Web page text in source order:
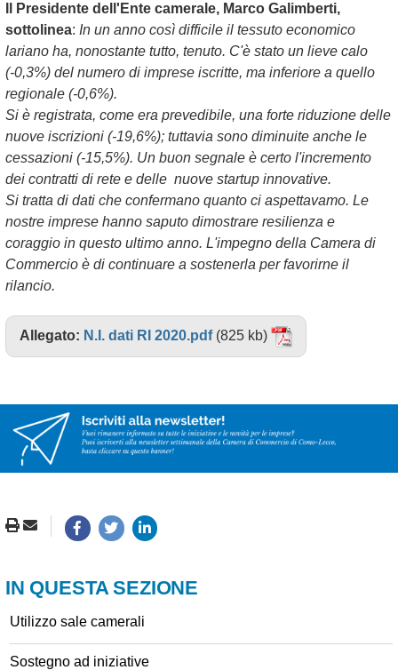
Il Presidente dell'Ente camerale, Marco Galimberti,
sottolinea: In un anno così difficile il tessuto economico
lariano ha, nonostante tutto, tenuto. C'è stato un lieve calo
(-0,3%) del numero di imprese iscritte, ma inferiore a quello
regionale (-0,6%).
Si è registrata, come era prevedibile, una forte riduzione delle
nuove iscrizioni (-19,6%); tuttavia sono diminuite anche le
cessazioni (-15,5%). Un buon segnale è certo l'incremento
dei contratti di rete e delle nuove startup innovative.
Si tratta di dati che confermano quanto ci aspettavamo. Le
nostre imprese hanno saputo dimostrare resilienza e
coraggio in questo ultimo anno. L'impegno della Camera di
Commercio è di continuare a sostenerla per favorirne il
rilancio.
Allegato: N.I. dati RI 2020.pdf(825 kb)
IN QUESTA SEZIONE
Utilizzo sale camerali
Sostegno ad iniziative